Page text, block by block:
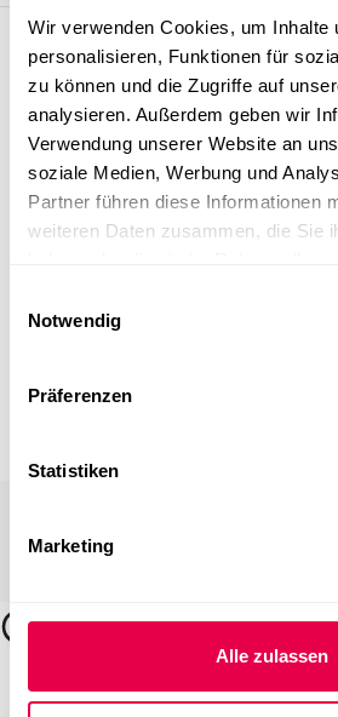
Wir verwenden Cookies, um Inhalte
personalisieren, Funktionen für
zu können und die Zugriffe auf
analysieren. Außerdem geben wir
Verwendung unserer Website an
soziale Medien, Werbung und
Partner führen diese Informationen
weiteren Daten zusammen, die Sie
Notwendig
Präferenzen
Statistiken
Marketing
Alle zulassen